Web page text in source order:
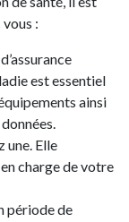
:
est essentiel
ainsi
une. Elle
charge de votre
période de